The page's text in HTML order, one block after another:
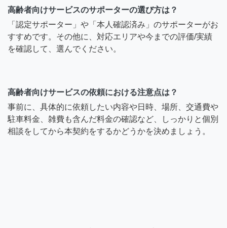
高齢者向けサービスのサポーターの選び方は？
「認定サポーター」や「本人確認済み」のサポーターがお
すすめです。その他に、対応エリアや今までの評価/実績
を確認して、選んでください。
高齢者向けサービスの依頼における注意点は？
事前に、具体的に依頼したい内容や日時、場所、交通費や
駐車料金、雑費も含んだ料金の確認など、しっかりと個別
相談をしてから本契約をするかどうかを決めましょう。